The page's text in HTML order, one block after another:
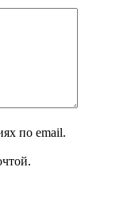
по email.